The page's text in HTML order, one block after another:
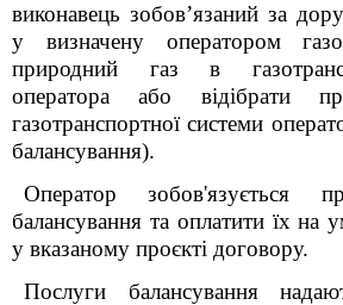
виконавець зобов’язаний за
у визначену оператором
природний газ в
оператора або відібрати
газотранспортної системи
балансування).
Оператор зобов'язується
балансування та оплатити їх на
у вказаному проєкті договору.
Послуги балансування